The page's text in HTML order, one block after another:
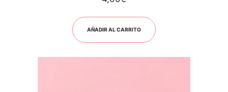
AÑADIR AL CARRITO